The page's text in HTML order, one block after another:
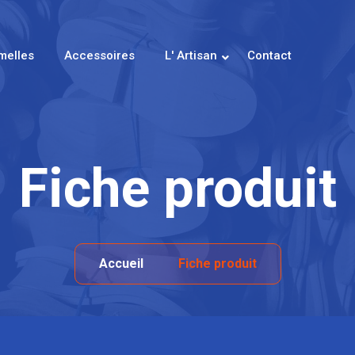
Accessoires L' Artisan Contact
Fiche produit
Accueil Fiche produit